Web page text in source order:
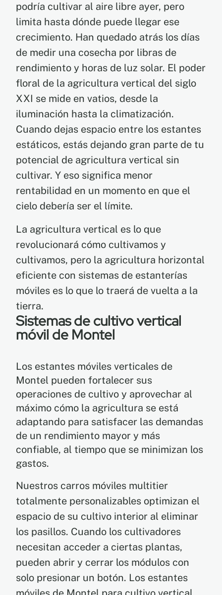
podría cultivar al aire libre ayer, pero
limita hasta dónde puede llegar ese
crecimiento. Han quedado atrás los días
de medir una cosecha por libras de
rendimiento y horas de luz solar. El poder
floral de la agricultura vertical del siglo
XXI se mide en vatios, desde la
iluminación hasta la climatización.
Cuando dejas espacio entre los estantes
estáticos, estás dejando gran parte de tu
potencial de agricultura vertical sin
cultivar. Y eso significa menor
rentabilidad en un momento en que el
cielo debería ser el límite.
La agricultura vertical es lo que
revolucionará cómo cultivamos y
cultivamos, pero la agricultura horizontal
eficiente con sistemas de estanterías
móviles es lo que lo traerá de vuelta a la
tierra.
Sistemas de cultivo vertical
móvil de Montel
Los estantes móviles verticales de
Montel pueden fortalecer sus
operaciones de cultivo y aprovechar al
máximo cómo la agricultura se está
adaptando para satisfacer las demandas
de un rendimiento mayor y más
confiable, al tiempo que se minimizan los
gastos.
Nuestros carros móviles multitier
totalmente personalizables optimizan el
espacio de su cultivo interior al eliminar
los pasillos. Cuando los cultivadores
necesitan acceder a ciertas plantas,
pueden abrir y cerrar los módulos con
solo presionar un botón. Los estantes